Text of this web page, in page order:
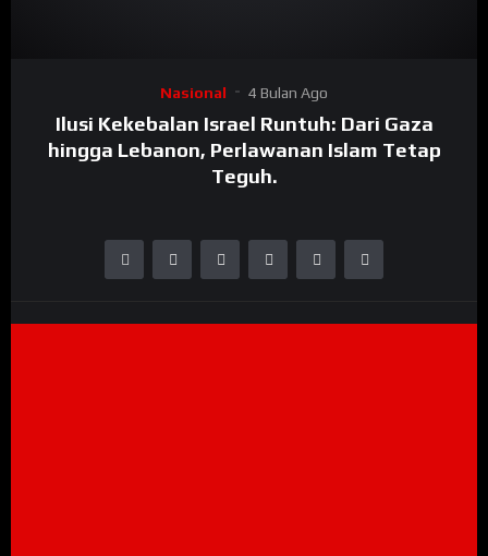
Nasional 4 Bulan Ago
Ilusi Kekebalan Israel Runtuh: Dari Gaza
hingga Lebanon, Perlawanan Islam Tetap
Teguh.